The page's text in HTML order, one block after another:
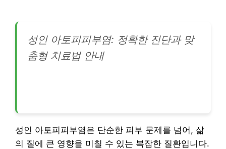
성인 아토피피부염: 정확한 진단과 맞
춤형 치료법 안내
성인 아토피피부염은 단순한 피부 문제를 넘어, 삶
의 질에 큰 영향을 미칠 수 있는 복잡한 질환입니다.